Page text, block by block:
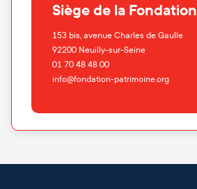
Siège de la Fondation
153 bis, avenue Charles de Gaulle
92200 Neuilly-sur-Seine
01 70 48 48 00
info@fondation-patrimoine.org